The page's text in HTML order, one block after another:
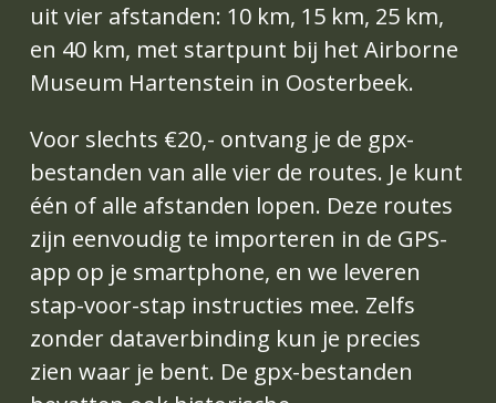
uit vier afstanden: 10 km, 15 km, 25 km,
en 40 km, met startpunt bij het Airborne
Museum Hartenstein in Oosterbeek.
Voor slechts €20,- ontvang je de gpx-
bestanden van alle vier de routes. Je kunt
één of alle afstanden lopen. Deze routes
zijn eenvoudig te importeren in de GPS-
app op je smartphone, en we leveren
stap-voor-stap instructies mee. Zelfs
zonder dataverbinding kun je precies
zien waar je bent. De gpx-bestanden